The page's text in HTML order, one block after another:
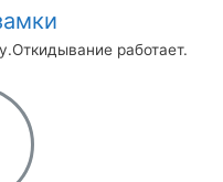
работает.